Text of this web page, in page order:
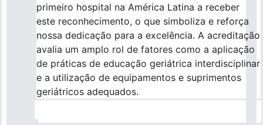
primeiro hospital na América Latina a receber
este reconhecimento, o que simboliza e reforça
nossa dedicação para a excelência. A acreditação
avalia um amplo rol de fatores como a aplicação
de práticas de educação geriátrica interdisciplinar
e a utilização de equipamentos e suprimentos
geriátricos adequados.